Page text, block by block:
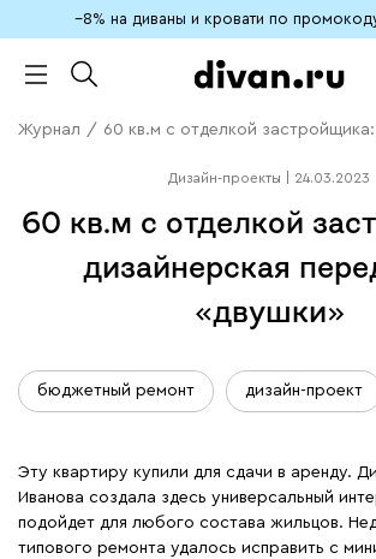
−8% на диваны и кровати по
Журнал / 60 кв.м с отделкой
Дизайн-проекты 24.03.2023
60 кв.м с отделкой
дизайнерская
«двушки»
бюджетный ремонт дизайн-проект
Эту квартиру купили для сдачи в аренду.
Иванова создала здесь универсальный
подойдет для любого состава жильцов.
типового ремонта удалось исправить с